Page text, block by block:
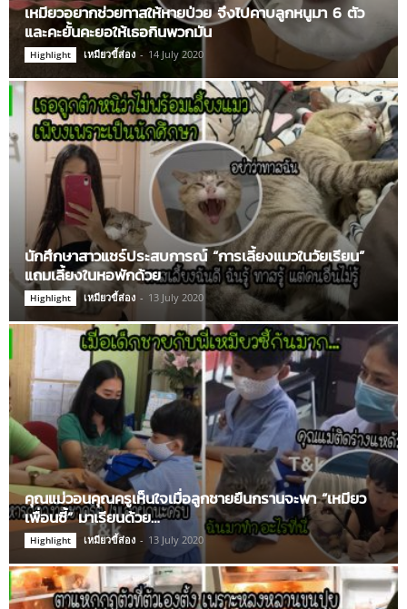
เหมียวอยากช่วยทาสให้หายป่วย จึงไปคาบลูกหนูมา 6 ตัว
และคะยั้นคะยอให้เธอกินพวกมัน
Highlight เหมียวขี้ส่อง - 14 July 2020
นักศึกษาสาวแชร์ประสบการณ์ “การเลี้ยงแมวในวัยเรียน”
แถมเลี้ยงในหอพักด้วย
Highlight เหมียวขี้ส่อง - 13 July 2020
คุณแม่วอนคุณครูเห็นใจเมื่อลูกชายยืนกรานจะพา “เหมียว
เพื่อนซี้” มาเรียนด้วย…
Highlight เหมียวขี้ส่อง - 13 July 2020